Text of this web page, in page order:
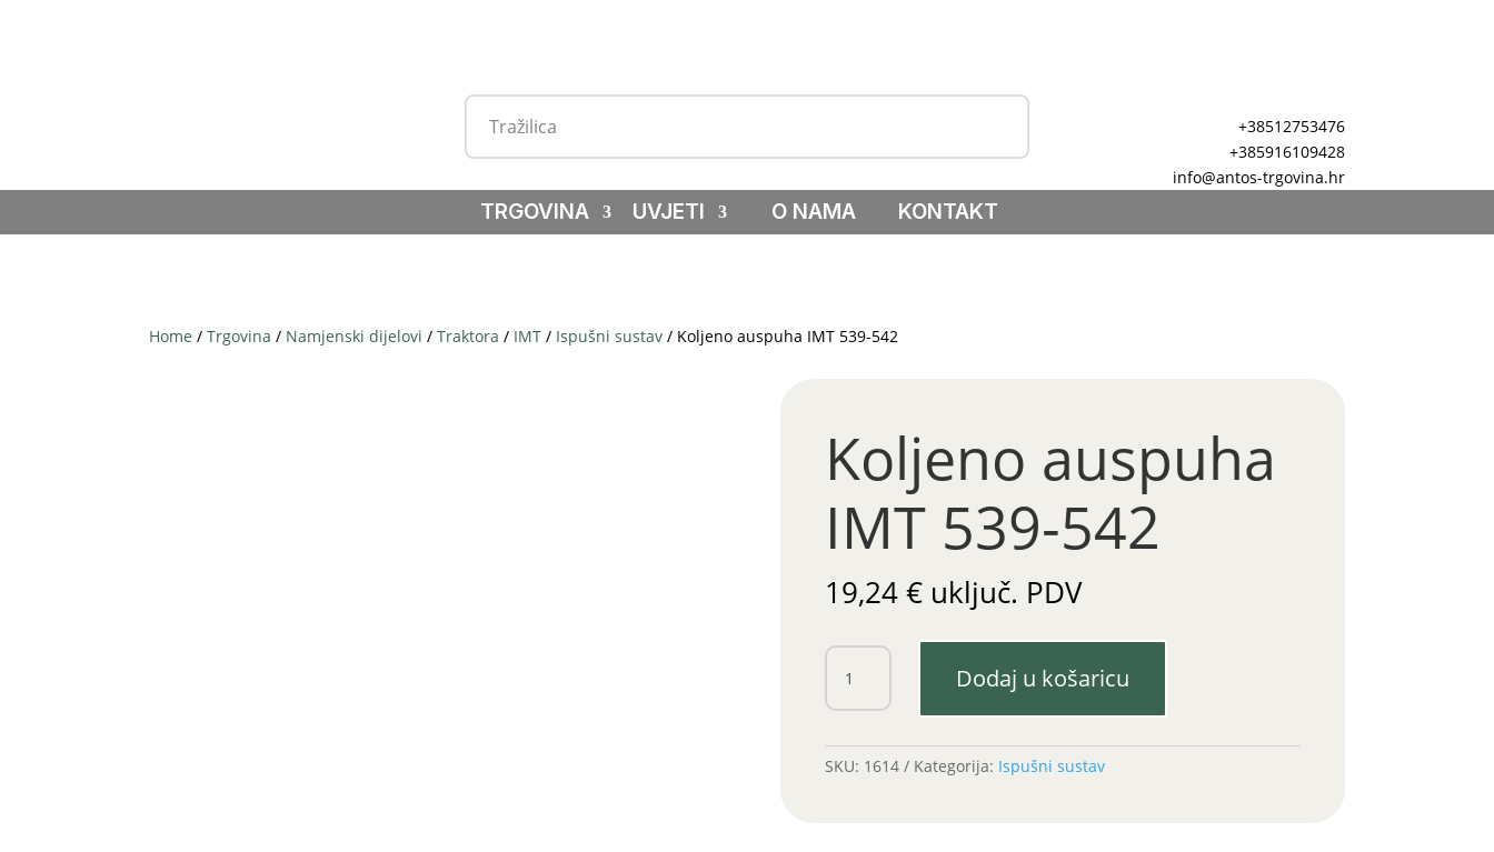
+38512753476
+385916109428
info@antos-trgovina.hr
TRGOVINA UVJETI O NAMA KONTAKT
Home /Trgovina / Namjenski dijelovi /Traktora / IMT / Ispušni sustav / Koljeno auspuha IMT 539-542
Koljeno auspuha
IMT 539-542
19,24€ uključ. PDV
Koljeno
auspuha
IMT
542
Dodaj u košaricu
SKU: 1614 Kategorija: Ispušni sustav